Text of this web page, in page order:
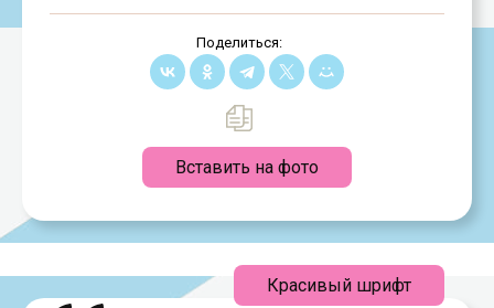
Поделиться:
Вставить на фото
Красивый шрифт